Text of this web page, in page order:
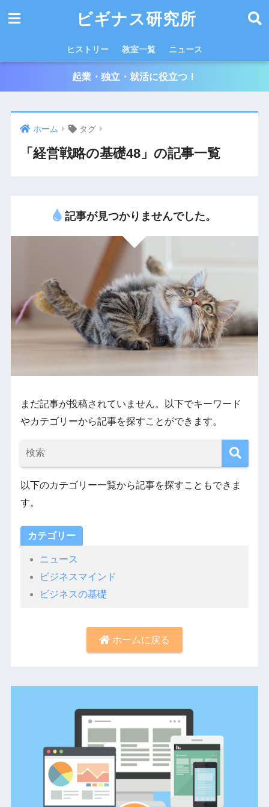
ビギナス研究所
ヒストリー 教室一覧 ニュース
起業・独立・就活に役立つ！
ホーム タグ
「経営戦略の基礎48」の記事一覧
記事が見つかりませんでした。
まだ記事が投稿されていません。以下でキーワード
やカテゴリーから記事を探すことができます。
以下のカテゴリー一覧から記事を探すこともできま
す。
カテゴリー
ニュース
ビジネスマインド
ビジネスの基礎
ホームに戻る